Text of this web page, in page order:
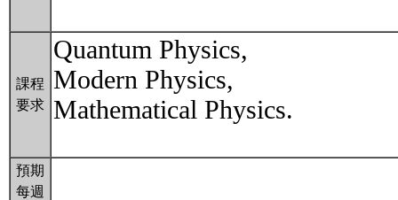
課程
要求
Quantum Physics,
Modern Physics,
Mathematical Physics.
預期
每週